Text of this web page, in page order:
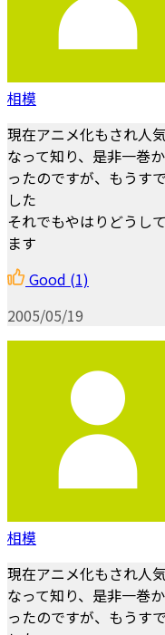
相模
現在アニメ化もされ人
なって知り、是非一巻
ったのですが、もうす
した
それでもやはりどうし
ます
Good (1)
2005/05/19
相模
現在アニメ化もされ人
なって知り、是非一巻
ったのですが、もうす